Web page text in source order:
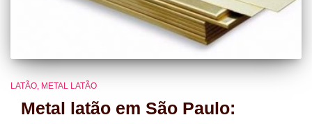
LATÃO METAL LATÃO
Metal latão em São Paulo: